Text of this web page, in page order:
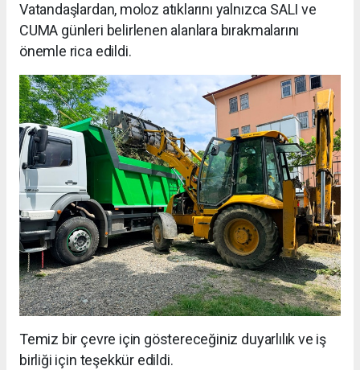
Vatandaşlardan, moloz atıklarını yalnızca SALI ve
CUMA günleri belirlenen alanlara bırakmalarını
önemle rica edildi.
Temiz bir çevre için göstereceğiniz duyarlılık ve iş
birliği için teşekkür edildi.